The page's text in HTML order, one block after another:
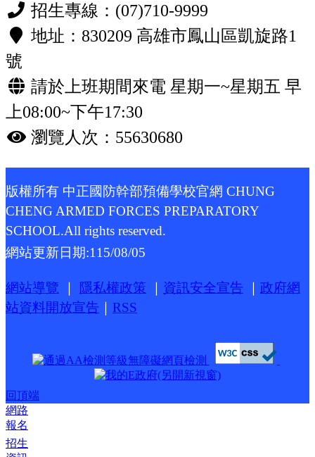
招生專線：(07)710-9999
地址：830209 高雄市鳳山區凱旋路1
號
請於上班期間來電 星期一~星期五 早
上08:00~下午17:30
瀏覽人次：55630680
版權所有 中正國防幹部預備學校官網 CHUNG
CHENG ARMED FORCES PREPARATORY
SCHOOL.All rights reserved.
網站更新日期:115/08/05
網站導覽 隱私權政策 資訊安全宣告
政府網
站資料開放宣告
RSS
回頂端
網路
報名
招生